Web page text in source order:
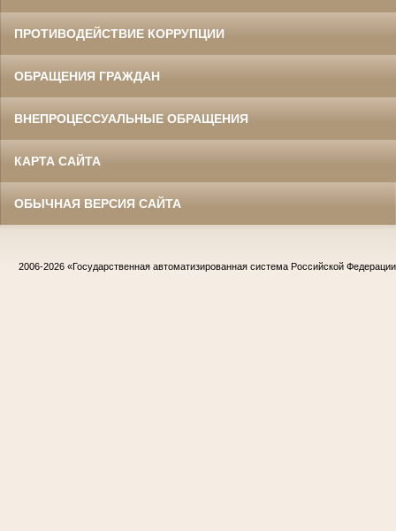
ПРОТИВОДЕЙСТВИЕ КОРРУПЦИИ
ОБРАЩЕНИЯ ГРАЖДАН
ВНЕПРОЦЕССУАЛЬНЫЕ ОБРАЩЕНИЯ
КАРТА САЙТА
ОБЫЧНАЯ ВЕРСИЯ САЙТА
2006-2026 «Государственная автоматизированная система Российской